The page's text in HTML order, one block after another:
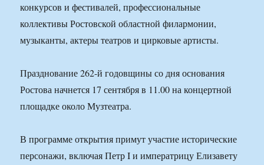
конкурсов и фестивалей, профессиональные
коллективы Ростовской областной филармонии,
музыканты, актеры театров и цирковые артисты.
Празднование 262-й годовщины со дня основания
Ростова начнется 17 сентября в 11.00 на концертной
площадке около Музтеатра.
В программе открытия примут участие исторические
персонажи, включая Петр I и императрицу Елизавету